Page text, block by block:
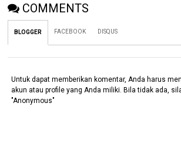
COMMENTS
BLOGGER FACEBOOK DISQUS
Untuk dapat memberikan komentar, Anda harus
akun atau profile yang Anda miliki. Bila tidak ada,
"Anonymous"